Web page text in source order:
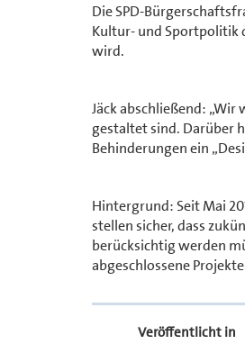
Die SPD-
Kultur- und Sportpolitik
wird.
Jäck abschließend:
gestaltet sind. Darüber
Behinderungen ein
Hintergrund: Seit Mai
stellen sicher, dass
berücksichtig werden
abgeschlossene
Veröffentlicht in